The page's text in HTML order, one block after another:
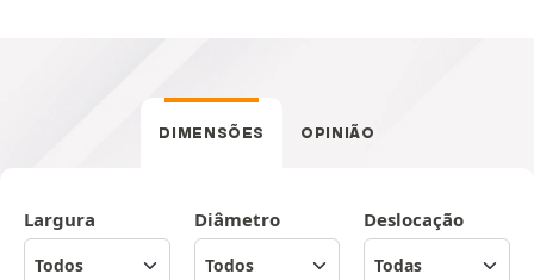
DIMENSÕES OPINIÃO
Largura Diâmetro Deslocação